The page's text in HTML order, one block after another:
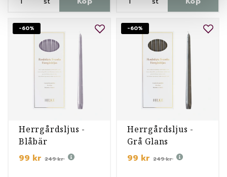
-60%
Herrgårdsljus -
Blåbär
99 kr 249 kr
-60%
Herrgårdsljus -
Grå Glans
99 kr 249 kr